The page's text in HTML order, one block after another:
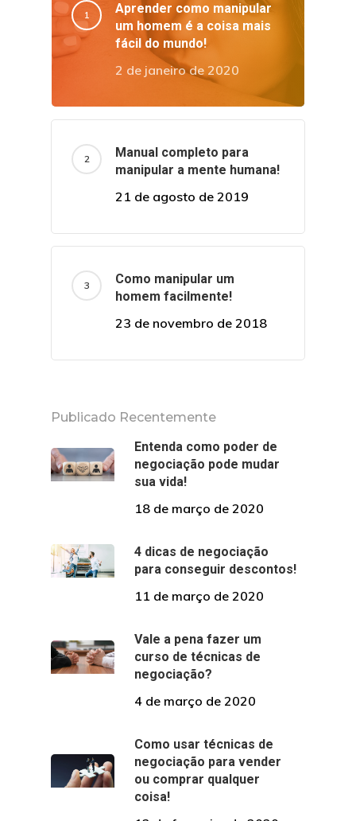
Aprender como manipular
um homem é a coisa mais
fácil do mundo!
2 de janeiro de 2020
Manual completo para
manipular a mente humana!
21 de agosto de 2019
Como manipular um
homem facilmente!
23 de novembro de 2018
Publicado Recentemente
Entenda como poder de
negociação pode mudar
sua vida!
18 de março de 2020
4 dicas de negociação
para conseguir descontos!
11 de março de 2020
Vale a pena fazer um
curso de técnicas de
negociação?
4 de março de 2020
Como usar técnicas de
negociação para vender
ou comprar qualquer
coisa!